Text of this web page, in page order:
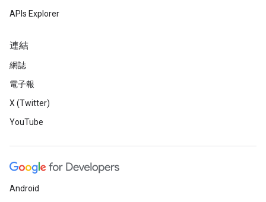
APIs Explorer
連結
網誌
電子報
X (Twitter)
YouTube
Android